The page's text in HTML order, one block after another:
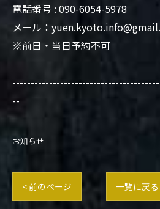
電話番号 : 090-6054-5978
メール：
※前日・当日予約不可
--
お知らせ
< 前のページ 一覧に戻る